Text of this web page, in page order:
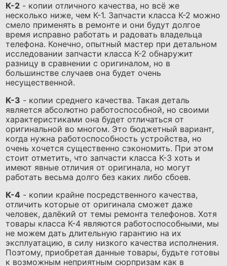
К-2 - копии отличного качества, но всё же
несколько ниже, чем К-1. Запчасти класса К-2 можно
смело применять в ремонте и они будут долгое
время исправно работать и радовать владельца
телефона. Конечно, опытный мастер при детальном
исследовании запчасти класса К-2 обнаружит
разницу в сравнении с оригиналом, но в
большинстве случаев она будет очень
несущественной.
К-3 - копии среднего качества. Такая деталь
является абсолютно работоспособной, но своими
характеристиками она будет отличаться от
оригинальной во многом. Это бюджетный вариант,
когда нужна работоспособность устройства, но
очень хочется существенно сэкономить. При этом
стоит отметить, что запчасти класса К-3 хоть и
имеют явные отличия от оригинала, но могут
работать весьма долго без каких либо сбоев.
К-4 - копии крайне посредственного качества,
отличить которые от оригинала сможет даже
человек, далёкий от темы ремонта телефонов. Хотя
товары класса К-4 являются работоспособными, мы
не можем дать длительную гарантию на их
эксплуатацию, в силу низкого качества исполнения.
Поэтому, приобретая данные товары, будьте готовы
к возможным неприятным сюрпризам как в